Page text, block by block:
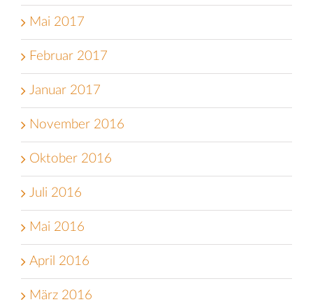
Mai 2017
Februar 2017
Januar 2017
November 2016
Oktober 2016
Juli 2016
Mai 2016
April 2016
März 2016